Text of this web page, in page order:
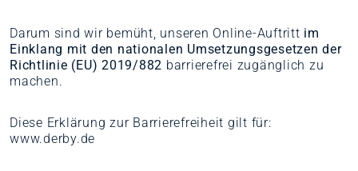
Darum sind wir bemüht, unseren Online-Auftritt im
Einklang mit den nationalen Umsetzungsgesetzen der
Richtlinie (EU) 2019/882 barrierefrei zugänglich zu
machen.
Diese Erklärung zur Barrierefreiheit gilt für:
www.derby.de